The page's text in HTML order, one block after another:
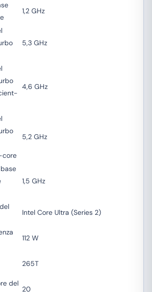
1,2 GHz
5,3 GHz
4,6 GHz
core
5,2 GHz
1,5 GHz
Intel Core Ultra (Series 2)
112 W
265T
del
20